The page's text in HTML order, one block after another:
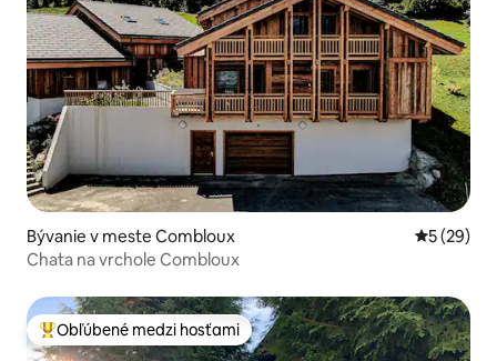
Bývanie v meste Combloux
5 (29)
Chata na vrchole Combloux
Najobľúbenejšie medzi hosťami
Obľúbené medzi hosťami